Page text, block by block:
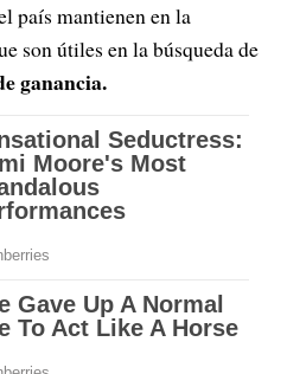
país mantienen en la
son útiles en la búsqueda de
ganancia.